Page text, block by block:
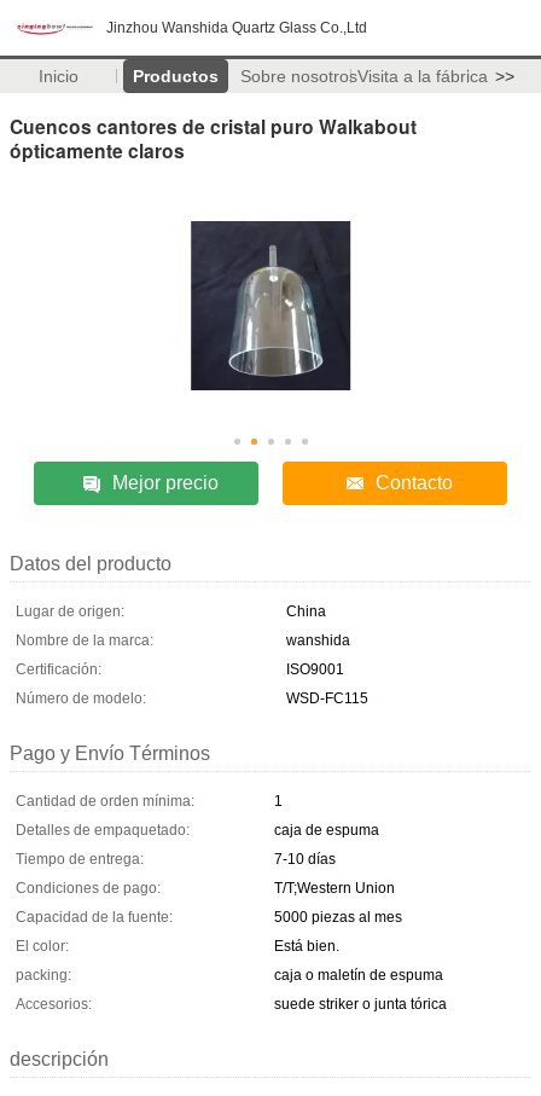
Jinzhou Wanshida Quartz Glass Co.,Ltd
Inicio Productos Sobre nosotrosVisita a la fábrica >>
Cuencos cantores de cristal puro Walkabout
ópticamente claros
Mejor precio Contacto
Datos del producto
Lugar de origen:
China
Nombre de la marca:
wanshida
Certificación:
ISO9001
Número de modelo:
WSD-FC115
Pago y Envío Términos
Cantidad de orden mínima:
1
Detalles de empaquetado:
caja de espuma
Tiempo de entrega:
7-10 días
Condiciones de pago:
T/T;Western Union
Capacidad de la fuente:
5000 piezas al mes
El color:
Está bien.
packing:
caja o maletín de espuma
Accesorios:
suede striker o junta tórica
descripción